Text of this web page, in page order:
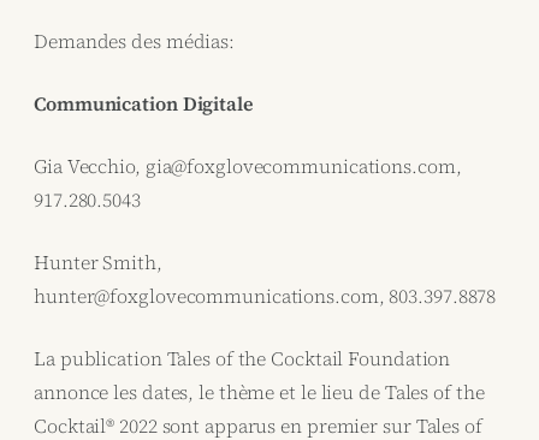
Demandes des médias:
Communication Digitale
Gia Vecchio, gia@foxglovecommunications.com,
917.280.5043
Hunter Smith,
hunter@foxglovecommunications.com, 803.397.8878
La publication Tales of the Cocktail Foundation
annonce les dates, le thème et le lieu de Tales of the
Cocktail® 2022 sont apparus en premier sur Tales of